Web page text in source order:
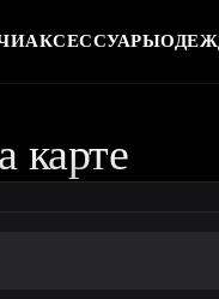
АКСЕССУАРЫ
карте